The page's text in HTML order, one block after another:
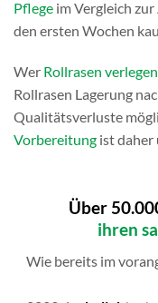
Pflege im Vergleich zur
den ersten Wochen
Wer Rollrasen verlegen
Rollrasen Lagerung
Qualitätsverluste
Vorbereitung ist daher
Über
ihren
Wie bereits im